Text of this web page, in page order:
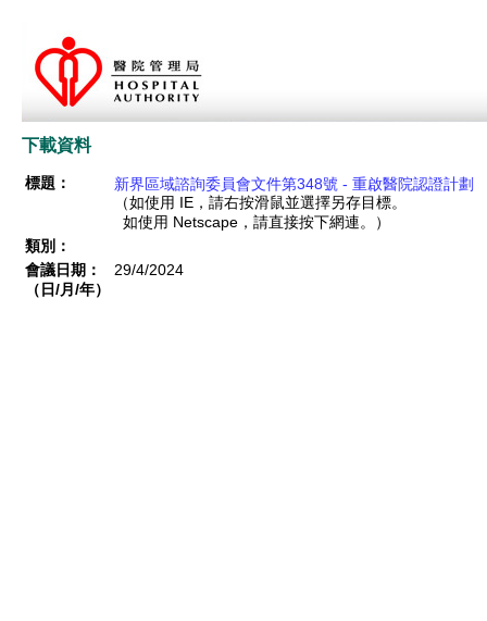
下載資料
標題：
新界區域諮詢委員會文件第348號 - 重啟醫院認證計劃
（如使用 IE，請右按滑鼠並選擇另存目標。
如使用 Netscape，請直接按下網連。）
類別：
會議日期：
（日/月/年）
29/4/2024